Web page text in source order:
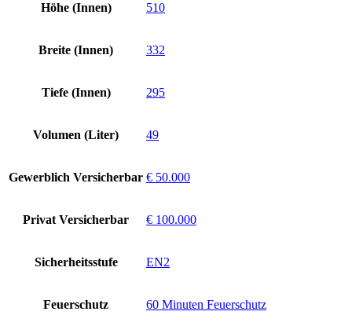
Höhe (Innen) 510
Breite (Innen) 332
Tiefe (Innen) 295
Volumen (Liter) 49
Gewerblich Versicherbar € 50.000
Privat Versicherbar € 100.000
Sicherheitsstufe EN2
Feuerschutz 60 Minuten Feuerschutz